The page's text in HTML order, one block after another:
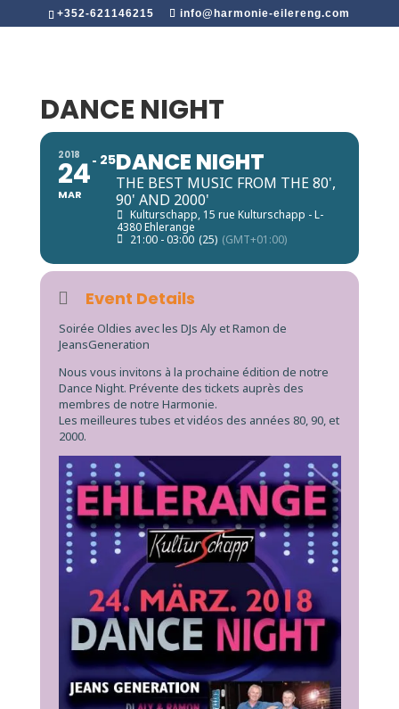
+352-621146215 info@harmonie-eilereng.com
DANCE NIGHT
2018
24
MAR
25DANCE NIGHT
THE BEST MUSIC FROM THE 80',
90' AND 2000'
Kulturschapp, 15 rue Kulturschapp - L-
4380 Ehlerange
21:00 - 03:00 (25) (GMT+01:00)
Event Details
Soirée Oldies avec les DJs Aly et Ramon de
JeansGeneration
Nous vous invitons à la prochaine édition de notre
Dance Night. Prévente des tickets auprès des
membres de notre Harmonie.
Les meilleures tubes et vidéos des années 80, 90, et
2000.